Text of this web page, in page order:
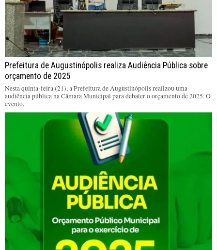
Prefeitura de Augustinópolis realiza Audiência Pública sobre
orçamento de 2025
Nesta quinta-feira (21), a Prefeitura de Augustinópolis realizou uma
audiência pública na Câmara Municipal para debater o orçamento de 2025. O
evento,